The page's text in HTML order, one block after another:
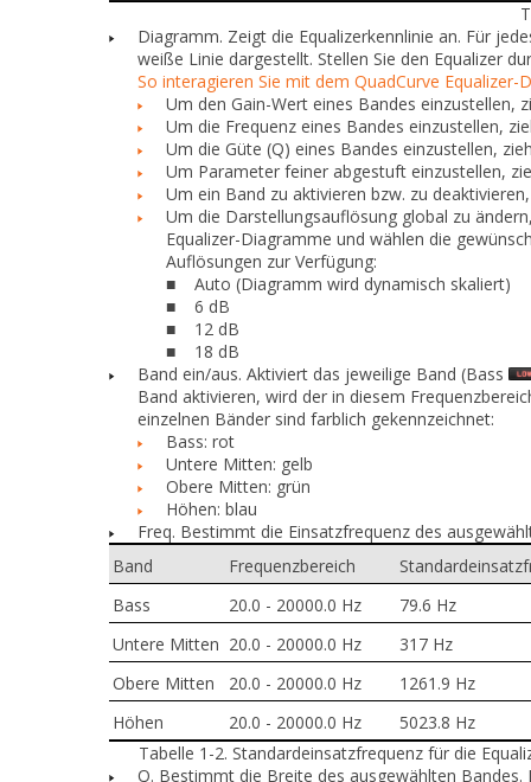
Diagramm. Zeigt die Equalizerkennlinie an. Für
weiße Linie dargestellt. Stellen Sie den Equalizer
So interagieren Sie mit dem QuadCurve Equalizer-
Um den Gain-Wert eines Bandes einzustellen,
Um die Frequenz eines Bandes einzustellen,
Um die Güte (Q) eines Bandes einzustellen,
Um Parameter feiner abgestuft einzustellen,
Um ein Band zu aktivieren bzw. zu
Um die Darstellungsauflösung global zu
Equalizer-Diagramme und wählen die
Auflösungen zur Verfügung:
■ Auto (Diagramm wird dynamisch skaliert)
■ 6 dB
■ 12 dB
■
18 dB
Band ein/aus. Aktiviert das jeweilige Band (Bass
Band aktivieren, wird der in diesem
einzelnen Bänder sind farblich gekennzeichnet:
Bass: rot
Untere Mitten: gelb
Obere Mitten: grün
Höhen: blau
Freq. Bestimmt die Einsatzfrequenz des
Tabelle 1-2. Standardeinsatzfrequenz für die
Band Frequenzbereich
Bass
20.0 - 20000.0 Hz
79.6 Hz
Untere Mitten 20.0 - 20000.0 Hz
317 Hz
Obere Mitten
20.0 - 20000.0 Hz
1261.9 Hz
Höhen
20.0 - 20000.0 Hz 5023.8 Hz
Q. Bestimmt die Breite des ausgewählten